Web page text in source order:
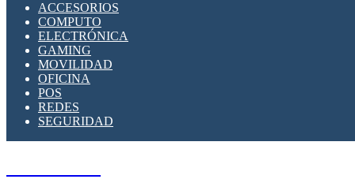
ACCESORIOS
COMPUTO
ELECTRÓNICA
GAMING
MOVILIDAD
OFICINA
POS
REDES
SEGURIDAD